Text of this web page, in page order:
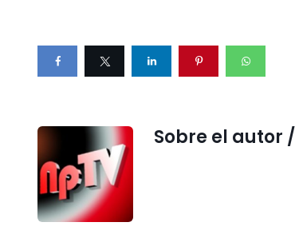
Sobre el autor /